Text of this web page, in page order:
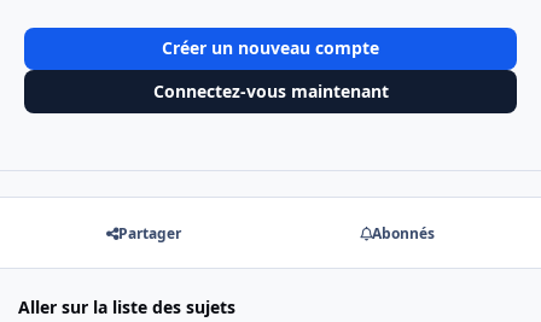
Créer un nouveau compte
Connectez-vous maintenant
Partager Abonnés
Aller sur la liste des sujets